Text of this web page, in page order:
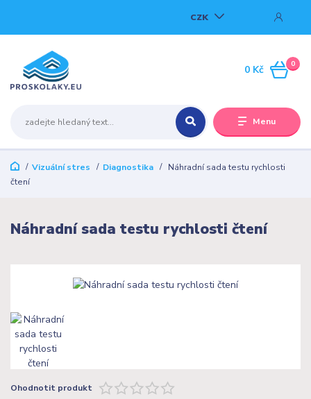
Menu
CZK
0
0 Kč
Vizuální stres Diagnostika
Náhradní sada testu rychlosti
čtení
Náhradní sada testu rychlosti čtení
Ohodnotit produkt